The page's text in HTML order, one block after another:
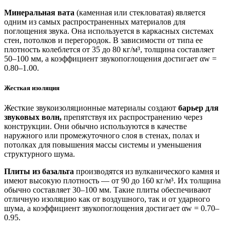
Минеральная вата (каменная или стекловатая) является
одним из самых распространенных материалов для
поглощения звука. Она используется в каркасных системах
стен, потолков и перегородок. В зависимости от типа ее
плотность колеблется от 35 до 80 кг/м³, толщина составляет
50–100 мм, а коэффициент звукопоглощения достигает αw =
0.80–1.00.
Жесткая изоляция
Жесткие звукоизоляционные материалы создают барьер для
звуковых волн, препятствуя их распространению через
конструкции. Они обычно используются в качестве
наружного или промежуточного слоя в стенах, полах и
потолках для повышения массы системы и уменьшения
структурного шума.
Плиты из базальта производятся из вулканического камня и
имеют высокую плотность — от 90 до 160 кг/м³. Их толщина
обычно составляет 30–100 мм. Такие плиты обеспечивают
отличную изоляцию как от воздушного, так и от ударного
шума, а коэффициент звукопоглощения достигает αw = 0.70–
0.95.